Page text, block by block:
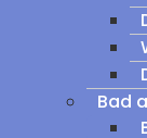
Bad